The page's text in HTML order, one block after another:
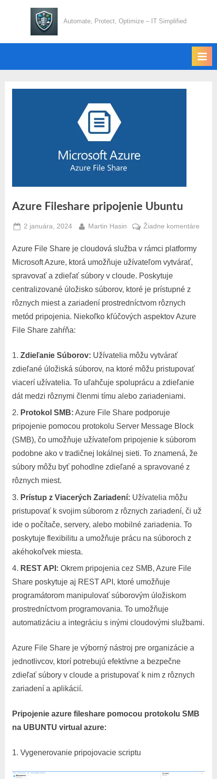
Automate, Protect, Optimize – IT Simplified
Azure Fileshare pripojenie Ubuntu
Posted
2 januára, 2024 By
Martin Hasin Žiadne komentárena
Azure File Share je cloudová služba v rámci platformy
Microsoft Azure, ktorá umožňuje užívateľom vytvárať,
spravovať a zdieľať súbory v cloude. Poskytuje
centralizované úložisko súborov, ktoré je prístupné z
rôznych miest a zariadení prostredníctvom rôznych
metód pripojenia. Niekoľko kľúčových aspektov Azure
File Share zahŕňa:
Zdieľanie Súborov: Užívatelia môžu vytvárať
zdieľané úložiská súborov, na ktoré môžu pristupovať
viacerí užívatelia. To uľahčuje spoluprácu a zdieľanie
dát medzi rôznymi členmi tímu alebo zariadeniami.
Protokol SMB: Azure File Share podporuje
pripojenie pomocou protokolu Server Message Block
(SMB), čo umožňuje užívateľom pripojenie k súborom
podobne ako v tradičnej lokálnej sieti. To znamená, že
súbory môžu byť pohodlne zdieľané a spravované z
rôznych miest.
Prístup z Viacerých Zariadení: Užívatelia môžu
pristupovať k svojim súborom z rôznych zariadení, či už
ide o počítače, servery, alebo mobilné zariadenia. To
poskytuje flexibilitu a umožňuje prácu na súboroch z
akéhokoľvek miesta.
REST API: Okrem pripojenia cez SMB, Azure File
Share poskytuje aj REST API, ktoré umožňuje
programátorom manipulovať súborovým úložiskom
prostredníctvom programovania. To umožňuje
automatizáciu a integráciu s inými cloudovými službami.
Azure File Share je výborný nástroj pre organizácie a
jednotlivcov, ktorí potrebujú efektívne a bezpečne
zdieľať súbory v cloude a pristupovať k nim z rôznych
zariadení a aplikácií.
Pripojenie azure fileshare pomocou protokolu SMB
na UBUNTU virtual azure:
Vygenerovanie pripojovacie scriptu